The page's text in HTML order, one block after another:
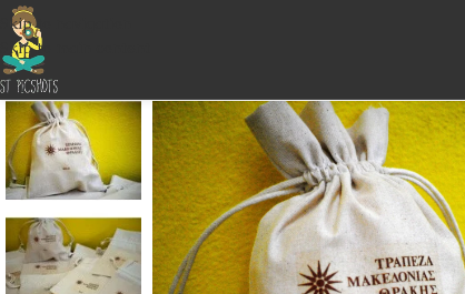
Skip to navigation
Skip to main content